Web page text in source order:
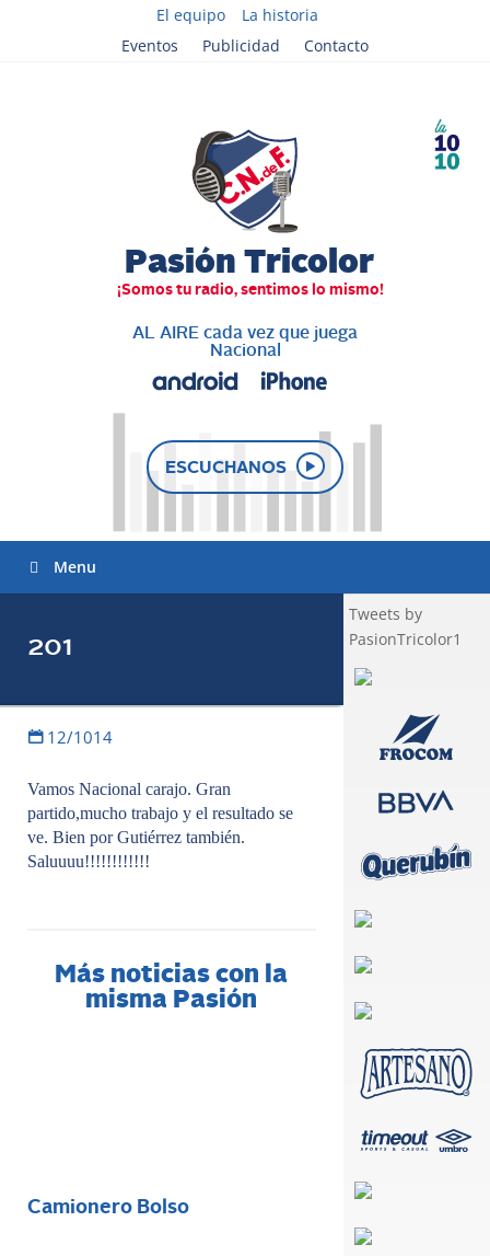
El equipo
La historia
Eventos
Publicidad Contacto
AL AIRE cada vez que juega
Nacional
ESCUCHANOS
Menu
201
12/1014
Vamos Nacional carajo. Gran
partido,mucho trabajo y el resultado se
ve. Bien por Gutiérrez también.
Saluuuu!!!!!!!!!!!!
Más noticias con la
misma Pasión
Camionero Bolso
Tweets by
PasionTricolor1